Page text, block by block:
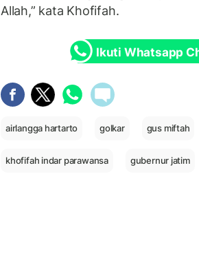
Allah,” kata Khofifah.
Ikuti Whatsapp
airlangga hartarto golkar gus miftah
khofifah indar parawansa gubernur jatim